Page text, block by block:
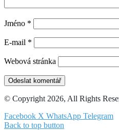
Jméno *
E-mail *
Webová stránka
© Copyright 2026, All Rights
Facebook X WhatsApp Telegram
Back to top button